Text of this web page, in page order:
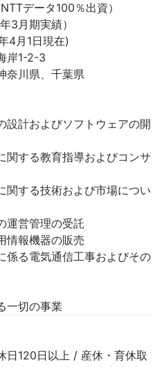
データ100％出資）
3月期実績）
4月1日現在)
岸1-2-3
奈川県、千葉県
設計およびソフトウェアの開
関する教育指導およびコンサ
関する技術および市場につい
運営管理の受託
情報機器の販売
係る電気通信工事およびその
一切の事業
日120日以上 / 産休・育休取